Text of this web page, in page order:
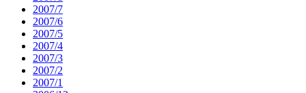
2007/7
2007/6
2007/5
2007/4
2007/3
2007/2
2007/1